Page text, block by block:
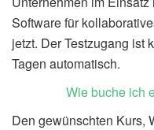
Software für
jetzt. Der Testzugang ist
Tagen automatisch.
Wie buche ich
Den gewünschten Kurs,